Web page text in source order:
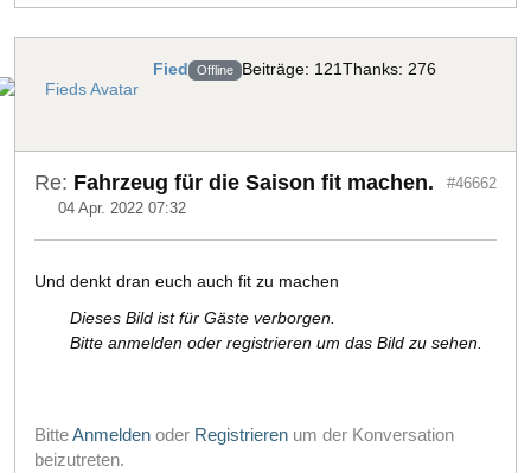
Fied Offline Beiträge: 121Thanks: 276
Re: Fahrzeug für die Saison fit machen.
04 Apr. 2022 07:32
#46662
Und denkt dran euch auch fit zu machen
Dieses Bild ist für Gäste verborgen.
Bitte anmelden oder registrieren um das Bild zu sehen.
BitteAnmelden oder Registrieren um der Konversation
beizutreten.